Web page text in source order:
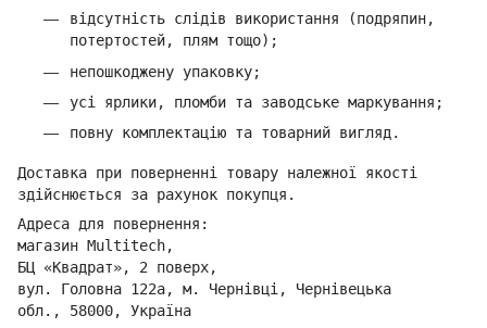
відсутність слідів використання (подряпин,
потертостей, плям тощо);
непошкоджену упаковку;
усі ярлики, пломби та заводське маркування;
повну комплектацію та товарний вигляд.
Доставка при поверненні товару належної якості
здійснюється за рахунок покупця.
Адреса для повернення:
магазин Multitech,
БЦ «Квадрат», 2 поверх,
вул. Головна 122а, м. Чернівці, Чернівецька
обл., 58000, Україна